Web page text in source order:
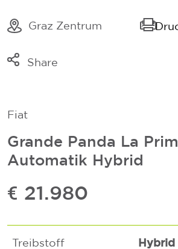
Graz Zentrum
Share
Fiat
Grande Panda La
Automatik Hybrid
€ 21.980
Treibstoff Hybrid